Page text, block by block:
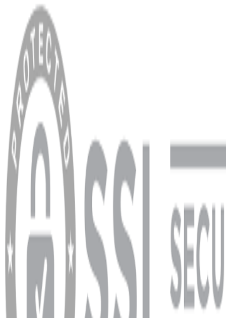
MENÜ
Anasayfa
Hakkımızda
Blog
MÜŞTERİ HİZMETLERİ
Hesabım
Sipariş Sorgulama
Banka Hesap Bilgileri
YARDIM VE DESTEK
Ödeme ve Teslimat Şartları
Garanti ve İade Şartları
info@dukkanhifi.com
0850 441 40 44
info@dukkanhifi.com 0850 441 40 44
Çalışma Saatleri: Pazartesi - Cuma 09:30 - 19:30, Cumartesi 10:00 - 18:00